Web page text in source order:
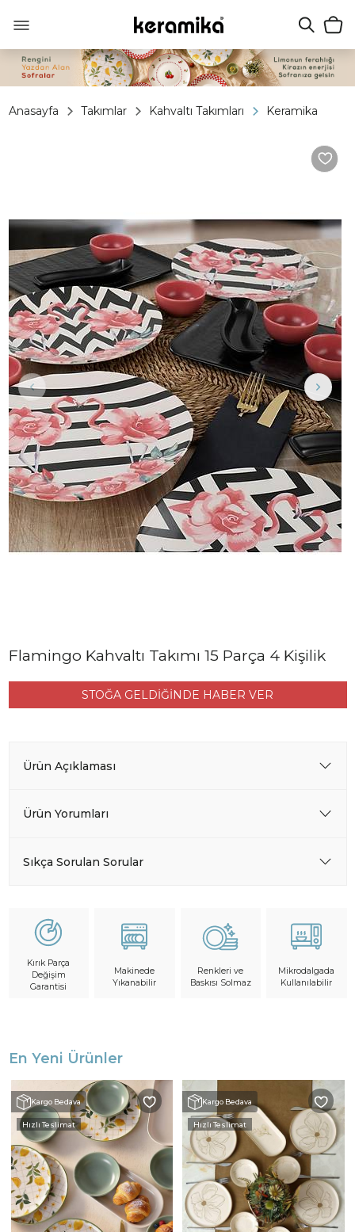
Anasayfa Takımlar Kahvaltı Takımları Keramika
Flamingo Kahvaltı Takımı 15 Parça 4 Kişilik
STOĞA GELDİĞİNDE HABER VER
Ürün Açıklaması
Ürün Yorumları
Sıkça Sorulan Sorular
Kırık Parça
Değişim
Garantisi
Makinede
Yıkanabilir
Renkleri ve
Baskısı Solmaz
Mikrodalgada
Kullanılabilir
En Yeni Ürünler
Kargo Bedava
Hızlı Teslimat
Kargo Bedava
Hızlı Teslimat